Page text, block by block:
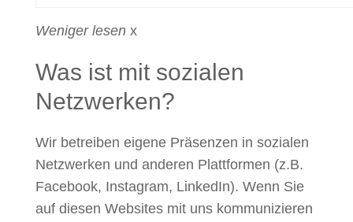
Weniger lesen x
Was ist mit sozialen
Netzwerken?
Wir betreiben eigene Präsenzen in sozialen
Netzwerken und anderen Plattformen (z.B.
Facebook, Instagram, LinkedIn). Wenn Sie
auf diesen Websites mit uns kommunizieren